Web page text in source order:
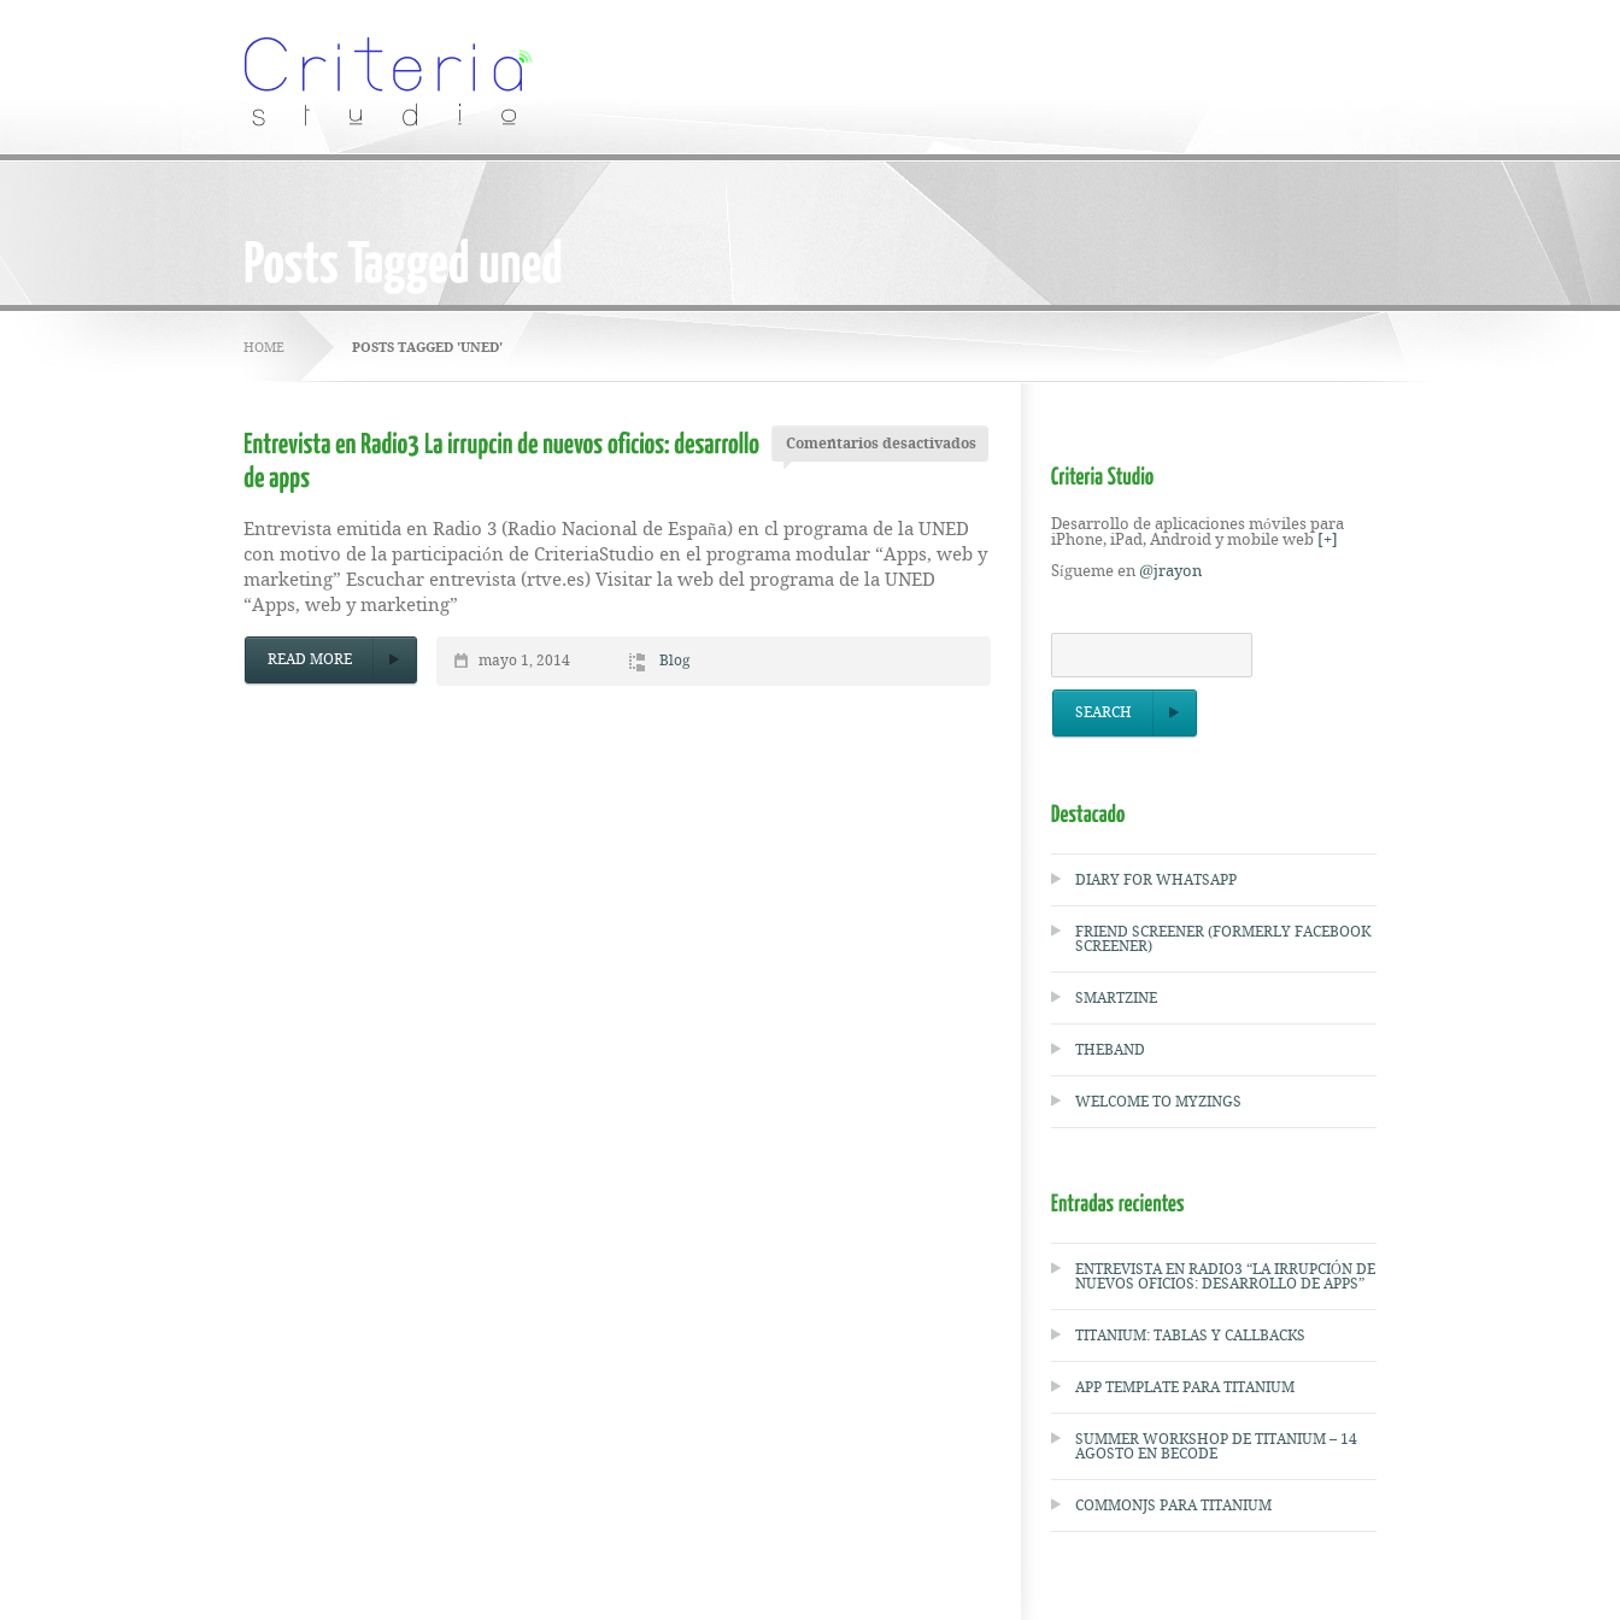
HOME POSTS TAGGED 'UNED'
Desarrollo de aplicaciones móviles para
iPhone, iPad, Android y mobile web [+]
Sígueme en @jrayon
SEARCH
DIARY FOR WHATSAPP
FRIEND SCREENER (FORMERLY FACEBOOK
SCREENER)
SMARTZINE
THEBAND
WELCOME TO MYZINGS
ENTREVISTA EN RADIO3 “LA IRRUPCIÓN DE
NUEVOS OFICIOS: DESARROLLO DE APPS”
TITANIUM: TABLAS Y CALLBACKS
APP TEMPLATE PARA TITANIUM
SUMMER WORKSHOP DE TITANIUM – 14
AGOSTO EN BECODE
COMMONJS PARA TITANIUM
Comentarios desactivados
Entrevista emitida en Radio 3 (Radio Nacional de España) en cl programa de la UNED
con motivo de la participación de CriteriaStudio en el programa modular “Apps, web y
marketing” Escuchar entrevista (rtve.es) Visitar la web del programa de la UNED
“Apps, web y marketing”
READ MORE mayo 1, 2014 Blog